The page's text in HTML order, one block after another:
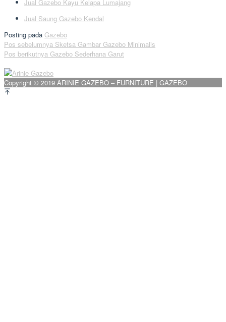
Jual Gazebo Kayu Kelapa Lumajang
Jual Saung Gazebo Kendal
Posting pada Gazebo
Navigasi
pos
Pos sebelumnya Sketsa Gambar Gazebo Minimalis
Pos berikutnya Gazebo Sederhana Garut
Copyright © 2019 ARINIE GAZEBO – FURNITURE | GAZEBO